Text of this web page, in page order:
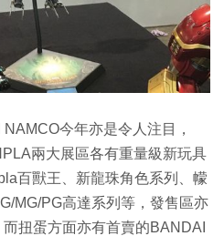
今年亦是令人注目，
兩大展區各有重量級新玩具
百獸王、新龍珠角色系列、幪
MG/PG高達系列等，發售區亦
扭蛋方面亦有首賣的BANDAI